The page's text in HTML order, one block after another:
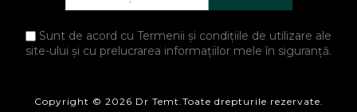
Sunt de acord cu Termenii și condițiile de utilizare ale
site-ului și cu prelucrarea informațiilor mele în siguranță.
Copyright © 2026 Dr Temt.Toate drepturile rezervate.